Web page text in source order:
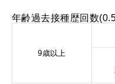
年齢過去接種歴回数
9歳以上